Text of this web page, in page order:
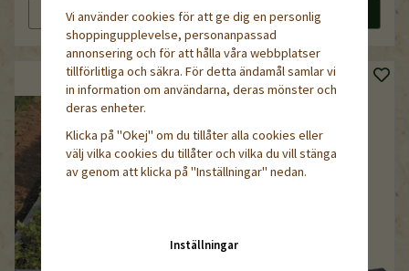
Läs mer Köp nu Läs mer
Vi använder cookies för att ge dig en personlig
shoppingupplevelse, personanpassad
annonsering och för att hålla våra webbplatser
tillförlitliga och säkra. För detta ändamål samlar vi
in information om användarna, deras mönster och
deras enheter.
Klicka på "Okej" om du tillåter alla cookies eller
välj vilka cookies du tillåter och vilka du vill stänga
av genom att klicka på "Inställningar" nedan.
Inställningar